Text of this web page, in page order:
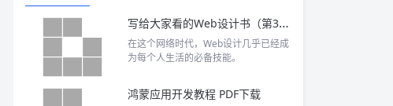
写给大家看的Web设计书（第3版） PDF下载
在这个网络时代，Web设计几乎已经成
为每个人生活的必备技能。
鸿蒙应用开发教程 PDF下载